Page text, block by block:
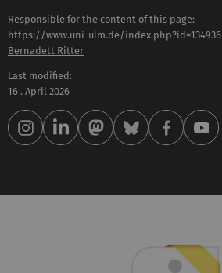
Responsible for the content of this page:
https://www.uni-ulm.de/index.php?id=134936
Bernadett Ritter
Last modified:
16 . April 2026